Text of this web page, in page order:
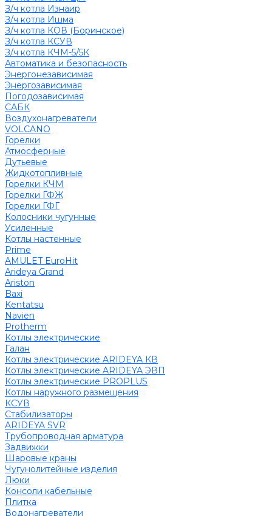
З/ч котла Изнаир
З/ч котла Ишма
З/ч котла КОВ (Боринское)
З/ч котла КСУВ
З/ч котла КЧМ-5/5К
Автоматика и безопасность
Энергонезависимая
Энергозависимая
Погодозависимая
САБК
Воздухонагреватели
VOLCANO
Горелки
Атмосферные
Дутьевые
Жидкотопливные
Горелки КЧМ
Горелки ГФЖ
Горелки ГФГ
Колосники чугунные
Усиленные
Котлы настенные
Prime
AMULET EuroHit
Arideya Grand
Ariston
Baxi
Kentatsu
Navien
Protherm
Котлы электрические
Галан
Котлы электрические ARIDEYA КВ
Котлы электрические ARIDEYA ЭВП
Котлы электрические PROPLUS
Котлы наружного размещения
КСУВ
Стабилизаторы
ARIDEYA SVR
Трубопроводная арматура
Задвижки
Шаровые краны
Чугунолитейные изделия
Люки
Консоли кабельные
Плитка
Водонагреватели